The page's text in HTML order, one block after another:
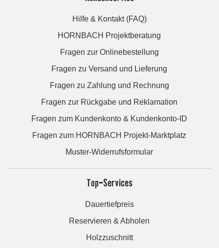
Hilfe & Kontakt (FAQ)
HORNBACH Projektberatung
Fragen zur Onlinebestellung
Fragen zu Versand und Lieferung
Fragen zu Zahlung und Rechnung
Fragen zur Rückgabe und Reklamation
Fragen zum Kundenkonto & Kundenkonto-ID
Fragen zum HORNBACH Projekt-Marktplatz
Muster-Widerrufsformular
Top-Services
Dauertiefpreis
Reservieren & Abholen
Holzzuschnitt